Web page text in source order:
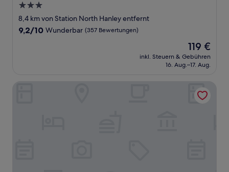
3.0-
Sterne-
Unterkunft
8,4 km von Station North Hanley entfernt
9.2
9,2/10 Wunderbar (357 Bewertungen)
Der
Preis
beträgt
119 €
inkl. Steuern & Gebühren
16. Aug.–17. Aug.
Holiday Inn Express & Suites St Louis Airport by IHG